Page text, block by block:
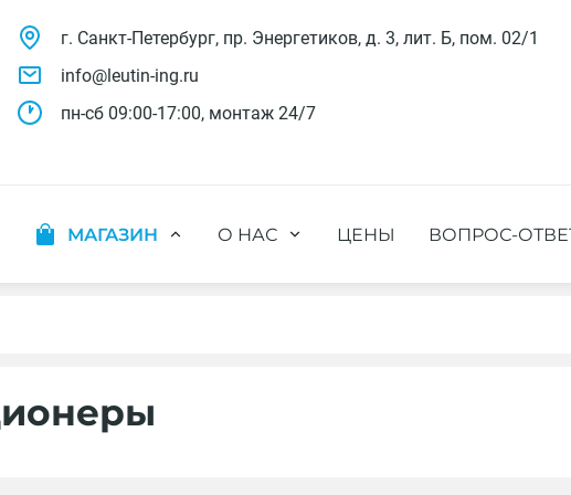
г. Санкт-Петербург, пр. Энергетиков, д. 3, лит. Б, пом. 02/1
info@leutin-ing.ru
пн-сб 09:00-17:00, монтаж 24/7
МАГАЗИН
Канальные кондиционеры
Напольно-потолочные кондиционеры
О НАС ЦЕНЫ ВОПРОС-